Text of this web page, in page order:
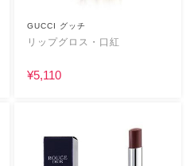
GUCCI グッチ
リップグロス・口紅
¥5,110